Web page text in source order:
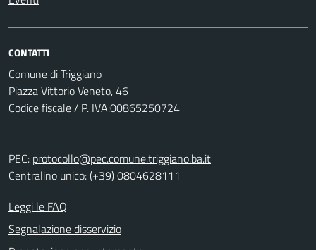
CONTATTI
Comune di Triggiano
Piazza Vittorio Veneto, 46
Codice fiscale / P. IVA:00865250724
PEC: protocollo@pec.comune.triggiano.ba.it
Centralino unico: (+39) 0804628111
Leggi le FAQ
Segnalazione disservizio